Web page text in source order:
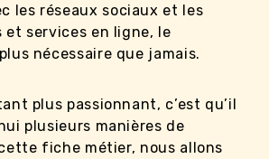
les réseaux sociaux et les
et services en ligne, le
nécessaire que jamais.
plus passionnant, c’est qu’il
plusieurs manières de
cette fiche métier, nous allons